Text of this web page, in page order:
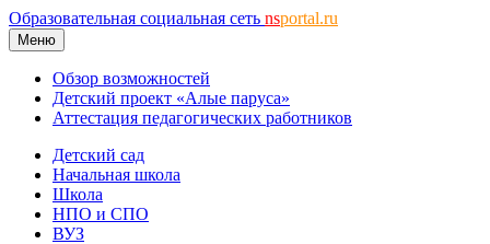
Образовательная социальная сеть nsportal.ru
Меню
Обзор возможностей
Детский проект «Алые паруса»
Аттестация педагогических работников
Детский сад
Начальная школа
Школа
НПО и СПО
ВУЗ